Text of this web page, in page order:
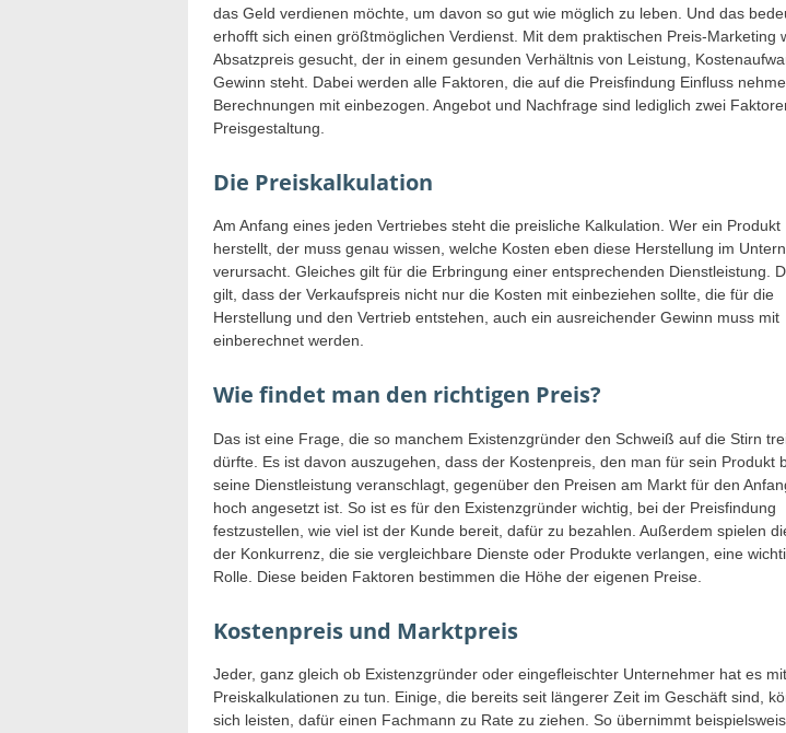
das Geld verdienen möchte, um davon so gut wie möglich zu leben. Und das
erhofft sich einen größtmöglichen Verdienst. Mit dem praktischen Preis-Marketing
Absatzpreis gesucht, der in einem gesunden Verhältnis von Leistung,
Gewinn steht. Dabei werden alle Faktoren, die auf die Preisfindung Einfluss
Berechnungen mit einbezogen. Angebot und Nachfrage sind lediglich zwei
Preisgestaltung.
Die Preiskalkulation
Am Anfang eines jeden Vertriebes steht die preisliche Kalkulation. Wer ein Produkt
herstellt, der muss genau wissen, welche Kosten eben diese Herstellung im
verursacht. Gleiches gilt für die Erbringung einer entsprechenden Dienstleistung.
gilt, dass der Verkaufspreis nicht nur die Kosten mit einbeziehen sollte, die für die
Herstellung und den Vertrieb entstehen, auch ein ausreichender Gewinn muss mit
einberechnet werden.
Wie findet man den richtigen Preis?
Das ist eine Frage, die so manchem Existenzgründer den Schweiß auf die Stirn
dürfte. Es ist davon auszugehen, dass der Kostenpreis, den man für sein Produkt
seine Dienstleistung veranschlagt, gegenüber den Preisen am Markt für den
hoch angesetzt ist. So ist es für den Existenzgründer wichtig, bei der Preisfindung
festzustellen, wie viel ist der Kunde bereit, dafür zu bezahlen. Außerdem spielen
der Konkurrenz, die sie vergleichbare Dienste oder Produkte verlangen, eine
Rolle. Diese beiden Faktoren bestimmen die Höhe der eigenen Preise.
Kostenpreis und Marktpreis
Jeder, ganz gleich ob Existenzgründer oder eingefleischter Unternehmer hat es mit
Preiskalkulationen zu tun. Einige, die bereits seit längerer Zeit im Geschäft sind,
sich leisten, dafür einen Fachmann zu Rate zu ziehen. So übernimmt